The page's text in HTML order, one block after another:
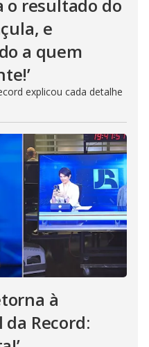
o resultado do
e
a quem
explicou cada detalhe
à
da Record: